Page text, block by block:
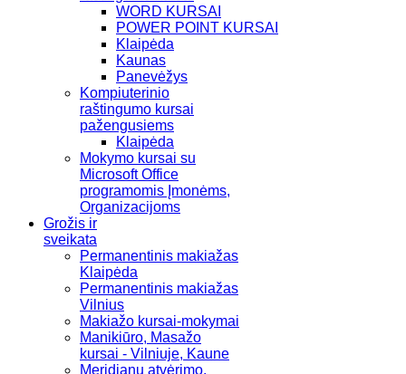
WORD KURSAI
POWER POINT KURSAI
Klaipėda
Kaunas
Panevėžys
Kompiuterinio
raštingumo kursai
pažengusiems
Klaipėda
Mokymo kursai su
Microsoft Office
programomis Įmonėms,
Organizacijoms
Grožis ir
sveikata
Permanentinis makiažas
Klaipėda
Permanentinis makiažas
Vilnius
Makiažo kursai-mokymai
Manikiūro, Masažo
kursai - Vilniuje, Kaune
Meridianų atvėrimo,